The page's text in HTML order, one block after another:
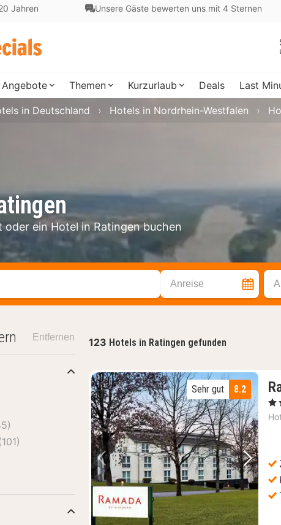
Jahren Unsere Gäste bewerten uns mit 4 Sternen
Angebote Themen Kurzurlaub Deals Last
ein Hotel in Ratingen buchen
in Deutschland Hotels in Nordrhein-Westfalen
suchen Anreise
123 Hotels in Ratingen gefunden
Vorheriges Bild
8.2
Sehr gut
, 4
Entfernen